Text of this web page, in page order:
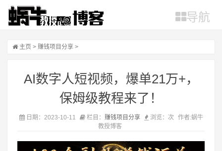
导航
主页 > 赚钱项目分享 >
AI数字人短视频，爆单21万+，
保姆级教程来了！
日期：2023-10-11 栏目： 赚钱项目分享 浏览： 次
作者:蜗牛
教授博客